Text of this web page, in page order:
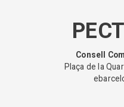
PECT
Consell
Plaça de la